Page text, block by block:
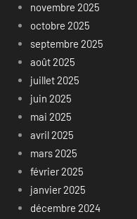
novembre 2025
octobre 2025
septembre 2025
août 2025
juillet 2025
juin 2025
mai 2025
avril 2025
mars 2025
février 2025
janvier 2025
décembre 2024